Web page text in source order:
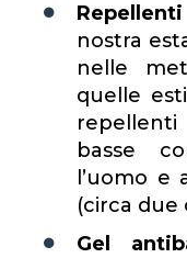
nostra
nelle
quelle
basse
l’uomo e
(circa due
Gel